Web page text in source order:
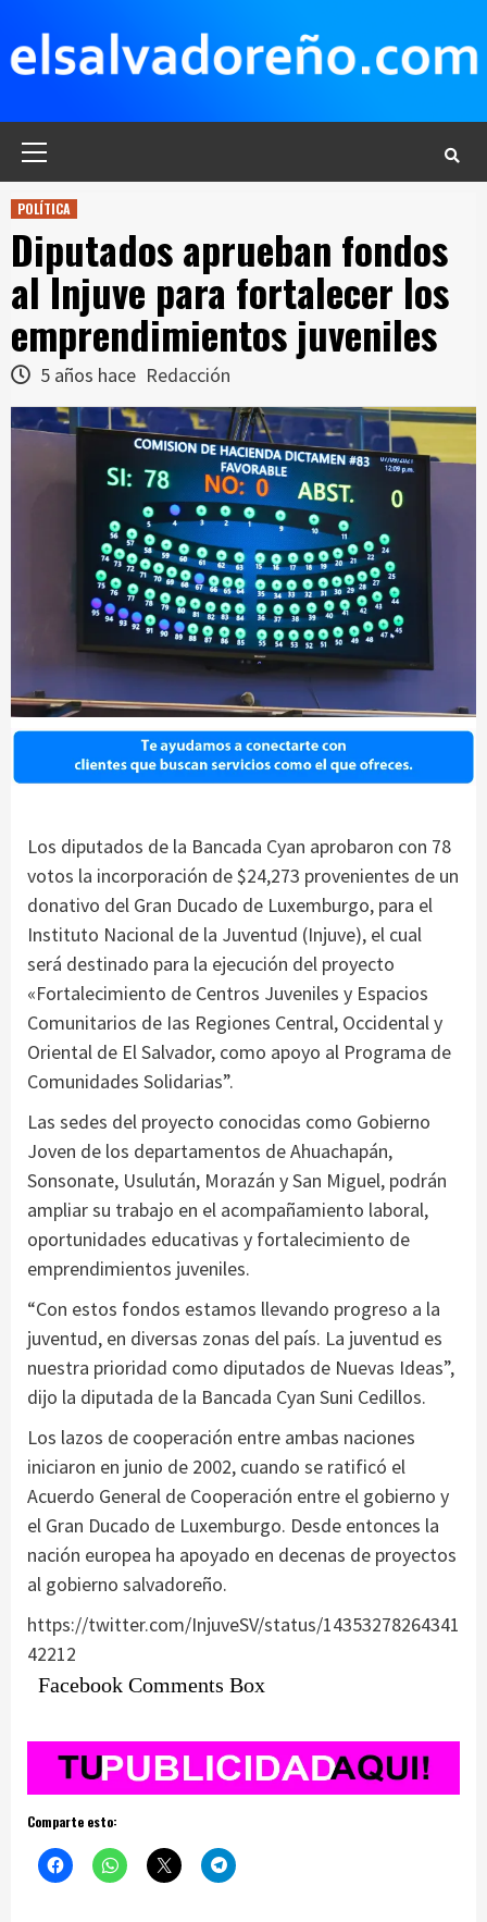
contenido
POLÍTICA
Diputados aprueban fondos
al Injuve para fortalecer los
emprendimientos juveniles
5 años hace Redacción
Los diputados de la Bancada Cyan aprobaron con 78
votos la incorporación de $24,273 provenientes de un
donativo del Gran Ducado de Luxemburgo, para el
Instituto Nacional de la Juventud (Injuve), el cual
será destinado para la ejecución del proyecto
«Fortalecimiento de Centros Juveniles y Espacios
Comunitarios de Ias Regiones Central, Occidental y
Oriental de El Salvador, como apoyo al Programa de
Comunidades Solidarias”.
Las sedes del proyecto conocidas como Gobierno
Joven de los departamentos de Ahuachapán,
Sonsonate, Usulután, Morazán y San Miguel, podrán
ampliar su trabajo en el acompañamiento laboral,
oportunidades educativas y fortalecimiento de
emprendimientos juveniles.
“Con estos fondos estamos llevando progreso a la
juventud, en diversas zonas del país. La juventud es
nuestra prioridad como diputados de Nuevas Ideas”,
dijo la diputada de la Bancada Cyan Suni Cedillos.
Los lazos de cooperación entre ambas naciones
iniciaron en junio de 2002, cuando se ratificó el
Acuerdo General de Cooperación entre el gobierno y
el Gran Ducado de Luxemburgo. Desde entonces la
nación europea ha apoyado en decenas de proyectos
al gobierno salvadoreño.
https://twitter.com/InjuveSV/status/14353278264341
42212
Facebook Comments Box
Comparte esto: